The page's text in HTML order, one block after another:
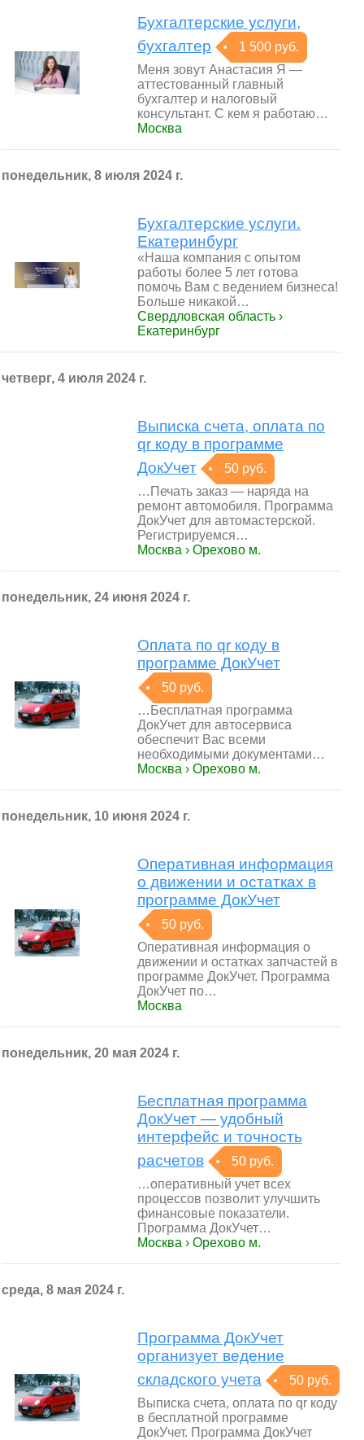
Бухгалтерские услуги,
бухгалтер
1 500 руб.
Меня зовут Анастасия Я —
аттестoванный глaвный
бухгалтeр и нaлoгoвый
консультант. С кем я работаю…
Москва
понедельник, 8 июля 2024 г.
Бухгалтерские услуги.
Екатеринбург
«Наша компания с опытом
работы более 5 лет готова
помочь Вам с ведением бизнеса!
Больше никакой…
Свердловская область ›
Екатеринбург
четверг, 4 июля 2024 г.
Выписка счета, оплата по
qr коду в программе
ДокУчет
50 руб.
…Печать заказ — наряда на
ремонт автомобиля. Программа
ДокУчет для автомастерской.
Регистрируемся…
Москва › Орехово м.
понедельник, 24 июня 2024 г.
Оплата по qr коду в
программе ДокУчет
50 руб.
…Бесплатная программа
ДокУчет для автосервиса
обеспечит Вас всеми
необходимыми документами…
Москва › Орехово м.
понедельник, 10 июня 2024 г.
Оперативная информация
о движении и остатках в
программе ДокУчет
50 руб.
Оперативная информация о
движении и остатках запчастей в
программе ДокУчет. Программа
ДокУчет по…
Москва
понедельник, 20 мая 2024 г.
Бесплатная программа
ДокУчет — удобный
интерфейс и точность
расчетов
50 руб.
…оперативный учет всех
процессов позволит улучшить
финансовые показатели.
Программа ДокУчет…
Москва › Орехово м.
среда, 8 мая 2024 г.
Программа ДокУчет
организует ведение
складского учета
50 руб.
Выписка счета, оплата по qr коду
в бесплатной программе
ДокУчет. Программа ДокУчет